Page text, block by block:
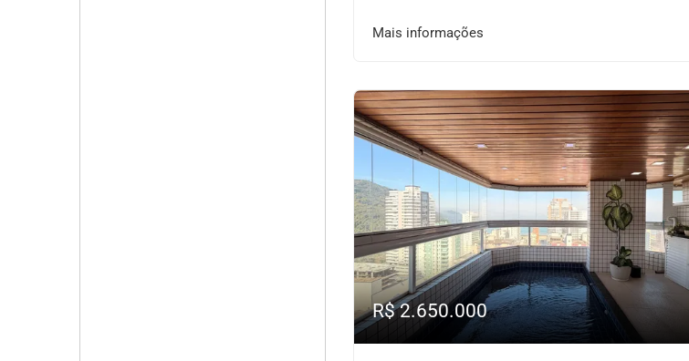
Mais informações
R$ 2.650.000